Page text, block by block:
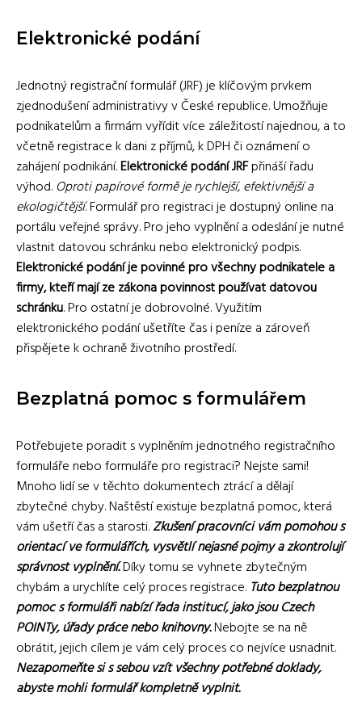
Elektronické podání
Jednotný registrační formulář (JRF) je klíčovým prvkem
zjednodušení administrativy v České republice. Umožňuje
podnikatelům a firmám vyřídit více záležitostí najednou, a to
včetně registrace k dani z příjmů, k DPH či oznámení o
zahájení podnikání.Elektronické podání JRFpřináší řadu
výhod. Oproti papírové formě je rychlejší, efektivnější a
ekologičtější. Formulář pro registraci je dostupný online na
portálu veřejné správy. Pro jeho vyplnění a odeslání je nutné
vlastnit datovou schránku nebo elektronický podpis.
Elektronické podání je povinné pro všechny podnikatele a
firmy, kteří mají ze zákona povinnost používat datovou
schránku. Pro ostatní je dobrovolné. Využitím
elektronického podání ušetříte čas i peníze a zároveň
přispějete k ochraně životního prostředí.
Bezplatná pomoc s formulářem
Potřebujete poradit s vyplněním jednotného registračního
formuláře nebo formuláře pro registraci? Nejste sami!
Mnoho lidí se v těchto dokumentech ztrácí a dělají
zbytečné chyby. Naštěstí existuje bezplatná pomoc, která
vám ušetří čas a starosti.Zkušení pracovníci vám pomohou s
orientací ve formulářích, vysvětlí nejasné pojmy a zkontrolují
správnost vyplnění.Díky tomu se vyhnete zbytečným
chybám a urychlíte celý proces registrace. Tuto bezplatnou
pomoc s formuláři nabízí řada institucí, jako jsou Czech
POINTy, úřady práce nebo knihovny.Nebojte se na ně
obrátit, jejich cílem je vám celý proces co nejvíce usnadnit.
Nezapomeňte si s sebou vzít všechny potřebné doklady,
abyste mohli formulář kompletně vyplnit.